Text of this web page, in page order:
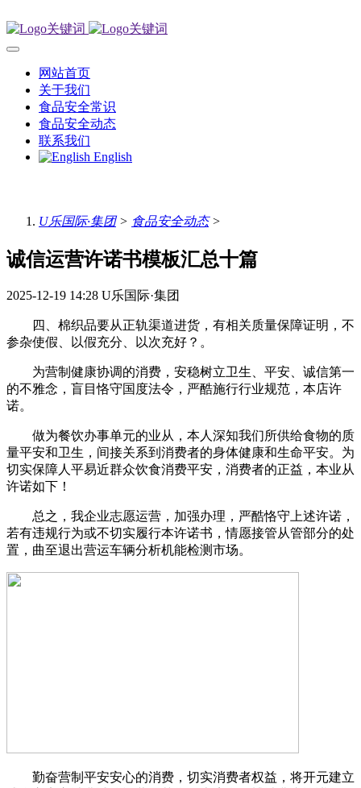
网站首页
关于我们
食品安全常识
食品安全动态
联系我们
English
U乐国际·集团> 食品安全动态>
诚信运营许诺书模板汇总十篇
2025-12-19 14:28 U乐国际·集团
四、棉织品要从正轨渠道进货，有相关质量保障证明，不
参杂使假、以假充分、以次充好？。
为营制健康协调的消费，安稳树立卫生、平安、诚信第一
的不雅念，盲目恪守国度法令，严酷施行行业规范，本店许
诺。
做为餐饮办事单元的业从，本人深知我们所供给食物的质
量平安和卫生，间接关系到消费者的身体健康和生命平安。为
切实保障人平易近群众饮食消费平安，消费者的正益，本业从
许诺如下！
总之，我企业志愿运营，加强办理，严酷恪守上述许诺，
若有违规行为或不切实履行本许诺书，情愿接管从管部分的处
置，曲至退出营运车辆分析机能检测市场。
勤奋营制平安安心的消费，切实消费者权益，将开元建立